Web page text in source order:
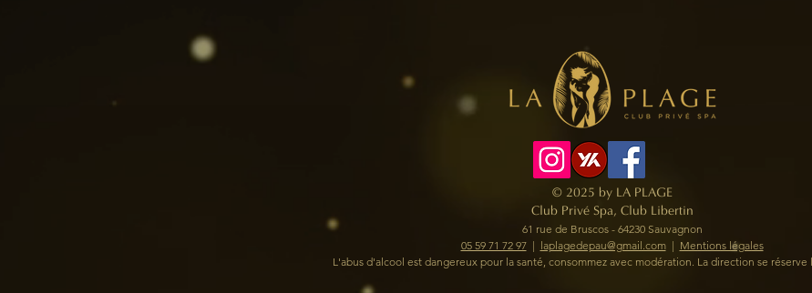
© 2025 by LA PLAGE
Club Privé Spa, Club Libertin
61 rue de Bruscos - 64230 Sauvagnon
05 59 71 72 97​ | laplagedepau@gmail.com| Mentions légales
L'abus d'alcool est dangereux pour la santé, consommez avec modération. La direction se